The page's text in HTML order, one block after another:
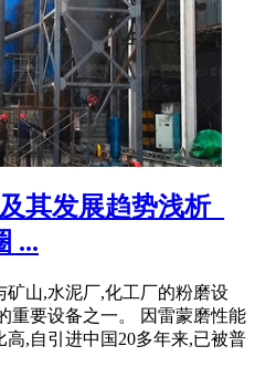
其发展趋势浅析_
...
山,水泥厂,化工厂的粉磨设
重要设备之一。 因雷蒙磨性能
,自引进中国20多年来,已被普